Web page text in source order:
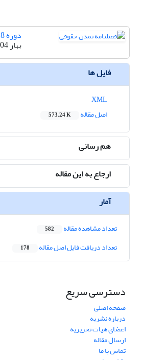
دوره 8، شماره 23
بهار 1404
فایل ها
اصل مقاله
573.24 K
هم رسانی
ارجاع به این مقاله
آمار
تعداد مشاهده مقاله 582
تعداد دریافت فایل اصل مقاله 178
دسترسی سریع
صفحه اصلی
درباره نشریه
اعضای هیات تحریریه
ارسال مقاله
تماس با ما